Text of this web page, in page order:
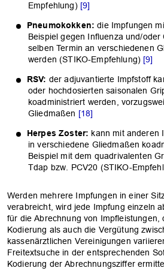
Empfehlung) [9]
Pneumokokken: die Impfungen
Beispiel gegen Influenza und/
selben Termin an verschiedenen
werden (STIKO-Empfehlung) [9]
RSV: der adjuvantierte Impfstoff
oder hochdosierten saisonalen
koadministriert werden,
Gliedmaßen [18]
Herpes Zoster: kann mit anderen
in verschiedene Gliedmaßen
Beispiel mit dem quadrivalenten
Tdap bzw. PCV20 (STIKO-
Werden mehrere Impfungen in einer
verabreicht, wird jede Impfung einzeln
für die Abrechnung von Impfleistungen,
Kodierung als auch die Vergütung
kassenärztlichen Vereinigungen
Freitextsuche in der entsprechenden
Kodierung der Abrechnungsziffer